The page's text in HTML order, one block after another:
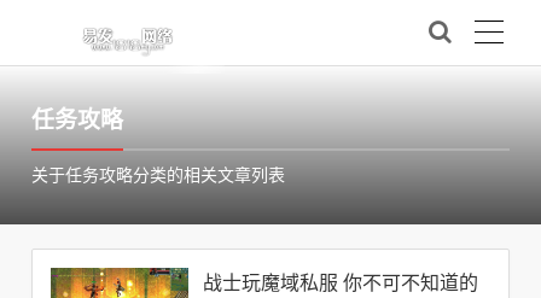
任务攻略
关于任务攻略分类的相关文章列表
战士玩魔域私服 你不可不知道的